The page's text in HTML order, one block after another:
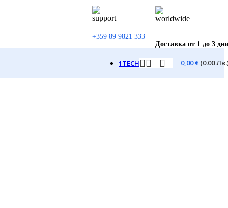
+359 89 9821 333
Доставка от 1 до 3
1TECH 0,00€ (0.00